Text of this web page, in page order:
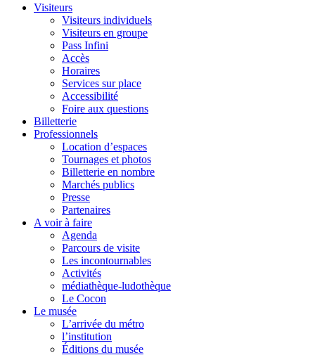
Visiteurs
Visiteurs individuels
Visiteurs en groupe
Pass Infini
Accès
Horaires
Services sur place
Accessibilité
Foire aux questions
Billetterie
Professionnels
Location d’espaces
Tournages et photos
Billetterie en nombre
Marchés publics
Presse
Partenaires
A voir à faire
Agenda
Parcours de visite
Les incontournables
Activités
médiathèque-ludothèque
Le Cocon
Le musée
L’arrivée du métro
l’institution
Éditions du musée